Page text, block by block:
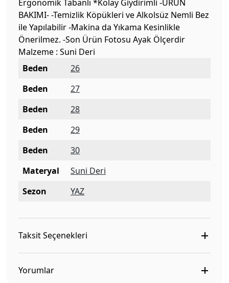
Ergonomik Tabanlı *Kolay Giydirimli -ÜRÜN
BAKIMI- -Temizlik Köpükleri ve Alkolsüz Nemli Bez
ile Yapılabilir -Makina da Yıkama Kesinlikle
Önerilmez. -Son Ürün Fotosu Ayak Ölçerdir
Malzeme : Suni Deri
Beden
26
Beden
27
Beden
28
Beden
29
Beden
30
Materyal
Suni Deri
Sezon
YAZ
Taksit Seçenekleri
Yorumlar